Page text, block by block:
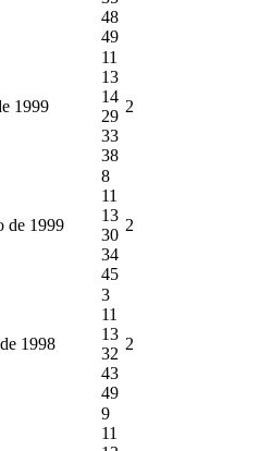
48
49
1999
11
13
14
29
33
38
2
de 1999
8
11
13
30
34
45
2
1998
3
11
13
32
43
49
2
9
11